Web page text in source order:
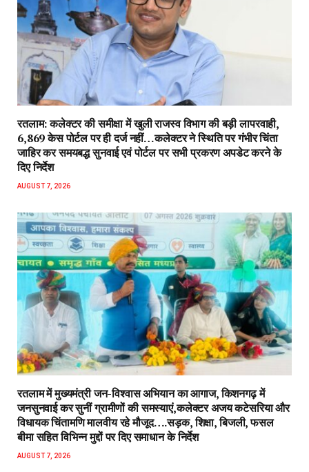
रतलाम: कलेक्टर की समीक्षा में खुली राजस्व विभाग की बड़ी लापरवाही,
6,869 केस पोर्टल पर ही दर्ज नहीं…कलेक्टर ने स्थिति पर गंभीर चिंता
जाहिर कर समयबद्ध सुनवाई एवं पोर्टल पर सभी प्रकरण अपडेट करने के
दिए निर्देश
AUGUST 7, 2026
रतलाम में मुख्यमंत्री जन-विश्वास अभियान का आगाज, किशनगढ़ में
जनसुनवाई कर सुनीं ग्रामीणों की समस्याएं,कलेक्टर अजय कटेसरिया और
विधायक चिंतामणि मालवीय रहे मौजूद….सड़क, शिक्षा, बिजली, फसल
बीमा सहित विभिन्न मुद्दों पर दिए समाधान के निर्देश
AUGUST 7, 2026